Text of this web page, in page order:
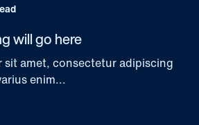
will go here
sit amet, consectetur adipiscing
enim...